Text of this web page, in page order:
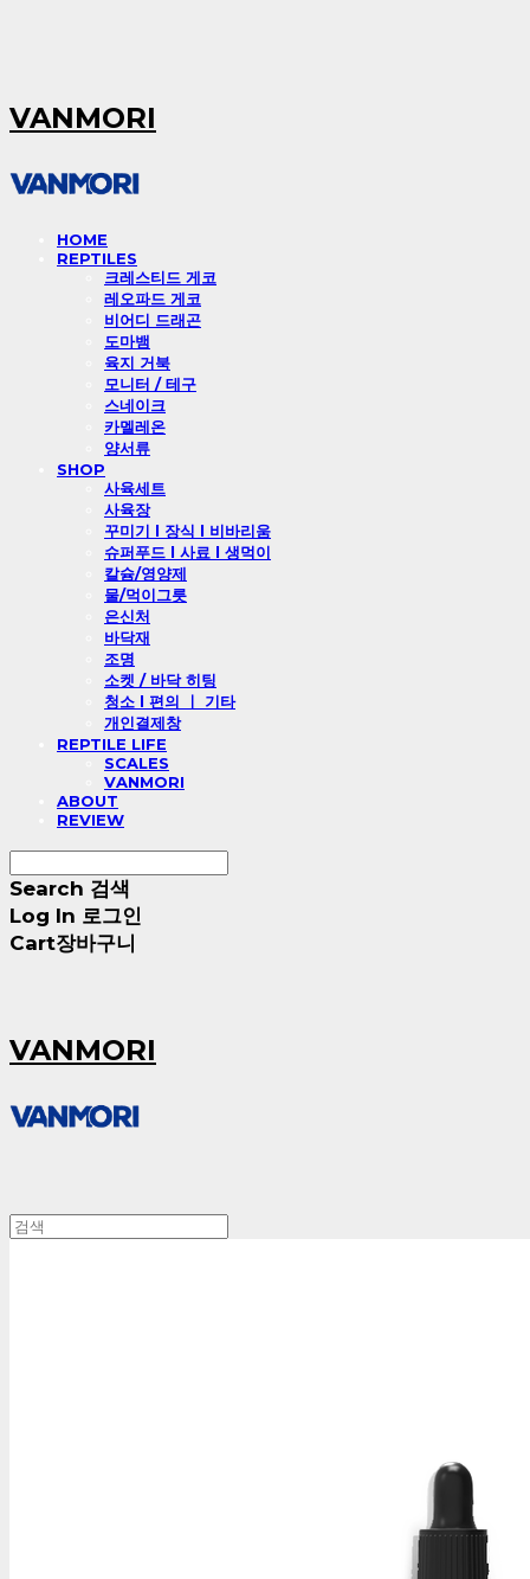
VANMORI
HOME
REPTILES
크레스티드 게코
레오파드 게코
비어디 드래곤
도마뱀
육지 거북
모니터 / 테구
스네이크
카멜레온
양서류
SHOP
사육세트
사육장
꾸미기 l 장식 l 비바리움
슈퍼푸드 l 사료 l 생먹이
칼슘/영양제
물/먹이그릇
은신처
바닥재
조명
소켓 / 바닥 히팅
청소 l 편의 ㅣ 기타
개인결제창
REPTILE LIFE
SCALES
VANMORI
ABOUT
REVIEW
Search 검색
Log In 로그인
Cart장바구니
VANMORI